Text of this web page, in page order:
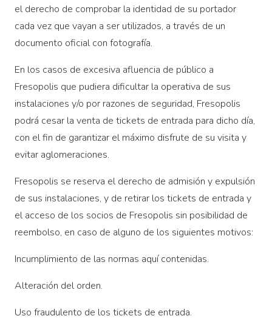
el derecho de comprobar la identidad de su portador
cada vez que vayan a ser utilizados, a través de un
documento oficial con fotografía.
En los casos de excesiva afluencia de público a
Fresopolis que pudiera dificultar la operativa de sus
instalaciones y/o por razones de seguridad, Fresopolis
podrá cesar la venta de tickets de entrada para dicho día,
con el fin de garantizar el máximo disfrute de su visita y
evitar aglomeraciones.
Fresopolis se reserva el derecho de admisión y expulsión
de sus instalaciones, y de retirar los tickets de entrada y
el acceso de los socios de Fresopolis sin posibilidad de
reembolso, en caso de alguno de los siguientes motivos:
Incumplimiento de las normas aquí contenidas.
Alteración del orden.
Uso fraudulento de los tickets de entrada.